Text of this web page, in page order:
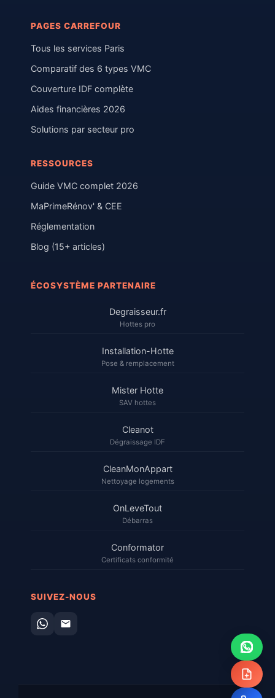
PAGES CARREFOUR
Tous les services Paris
Comparatif des 6 types VMC
Couverture IDF complète
Aides financières 2026
Solutions par secteur pro
RESSOURCES
Guide VMC complet 2026
MaPrimeRénov' & CEE
Réglementation
Blog (15+ articles)
ÉCOSYSTÈME PARTENAIRE
Degraisseur.fr
Hottes pro
Installation-Hotte
Pose & remplacement
Mister Hotte
SAV hottes
Cleanot
Dégraissage IDF
CleanMonAppart
Nettoyage logements
OnLeveTout
Débarras
Conformator
Certificats conformité
SUIVEZ-NOUS